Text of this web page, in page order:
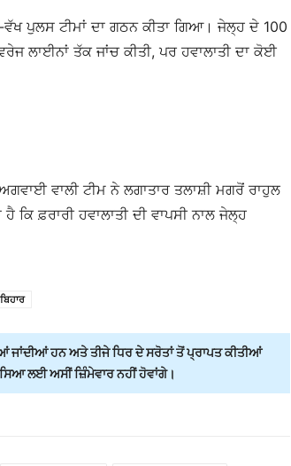
ਪੁਲਸ ਟੀਮਾਂ ਦਾ ਗਠਨ ਕੀਤਾ ਗਿਆ। ਜੇਲ੍ਹ ਦੇ 100
ਲਾਈਨਾਂ ਤੱਕ ਜਾਂਚ ਕੀਤੀ, ਪਰ ਹਵਾਲਾਤੀ ਦਾ ਕੋਈ
ਵਾਲੀ ਟੀਮ ਨੇ ਲਗਾਤਾਰ ਤਲਾਸ਼ੀ ਮਗਰੋਂ ਰਾਹੁਲ
ਕਿ ਫ਼ਰਾਰੀ ਹਵਾਲਾਤੀ ਦੀ ਵਾਪਸੀ ਨਾਲ ਜੇਲ੍ਹ
ਬਿਹਾਰ
ਹਨ ਅਤੇ ਤੀਜੇ ਧਿਰ ਦੇ ਸਰੋਤਾਂ ਤੋਂ ਪ੍ਰਾਪਤ ਕੀਤੀਆਂ
ਲਈ ਅਸੀਂ ਜ਼ਿੰਮੇਵਾਰ ਨਹੀਂ ਹੋਵਾਂਗੇ।